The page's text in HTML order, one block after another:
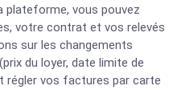
plateforme, vous pouvez
votre contrat et vos relevés
sur les changements
du loyer, date limite de
régler vos factures par carte